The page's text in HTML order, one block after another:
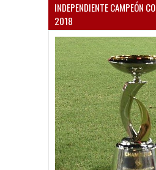
INDEPENDIENTE CAMPEÓN
2018